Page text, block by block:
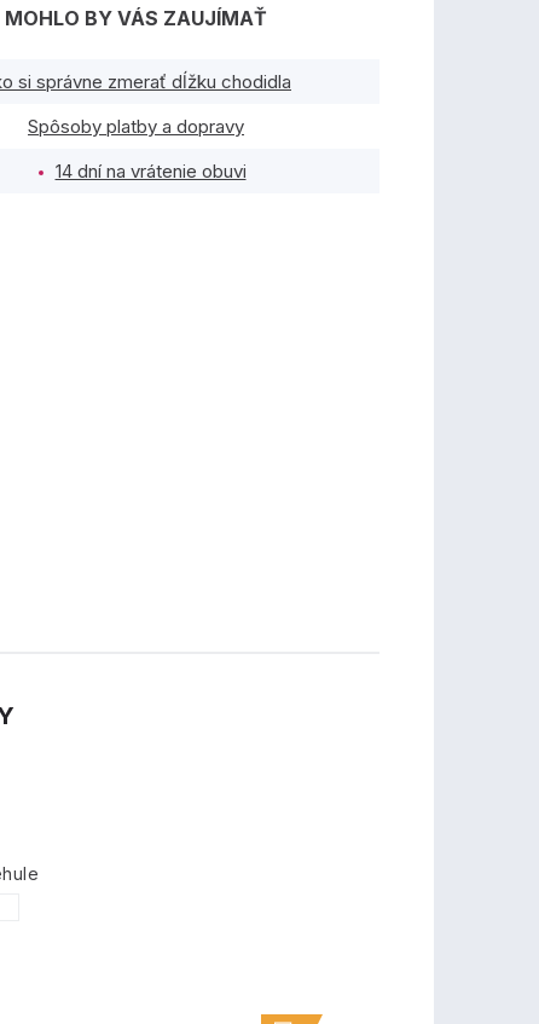
MOHLO BY VÁS ZAUJÍMAŤ
si správne zmerať dĺžku chodidla
Spôsoby platby a dopravy
14 dní na vrátenie obuvi